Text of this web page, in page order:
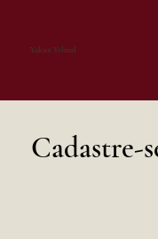
Yakun Yelmal
Cadastre-